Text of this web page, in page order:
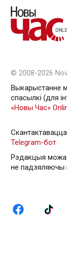
© 2008-2026
Выкарыстанне
спасылкі (для
«Новы Час»
Telegram-бот
Рэдакцыя можа
не падзяляючы